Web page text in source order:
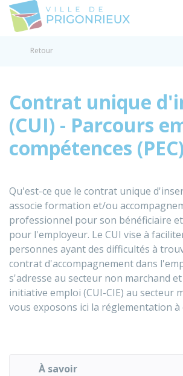
Retour
Contrat unique
(CUI) - Parcours
compétences (PEC)
Qu'est-ce que le contrat unique
associe formation et/ou
professionnel pour son bénéficiaire
pour l'employeur. Le CUI vise à
personnes ayant des difficultés à
contrat d'accompagnement dans
s'adresse au secteur non marchand
initiative emploi (CUI-CIE) au secteur
vous exposons ici la réglementation à
À savoir